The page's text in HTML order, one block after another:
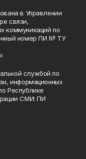
в Управлении
связи,
коммуникаций по
номер ПИ № ТУ
службой по
информационных
Республике
СМИ: ПИ